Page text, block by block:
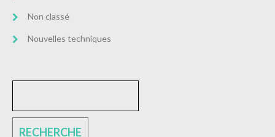
Non classé
Nouvelles techniques